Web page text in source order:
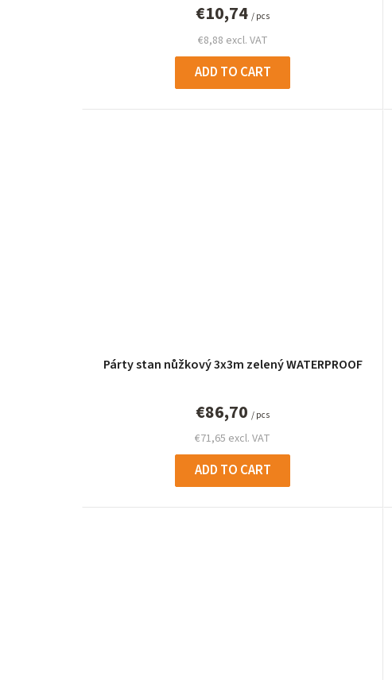
t
€8,88 excl. VAT
€10,74/ pcs
ADD TO CART
Párty stan nůžkový 3x3m zelený WATERPROOF
€71,65 excl. VAT
€86,70/ pcs
ADD TO CART